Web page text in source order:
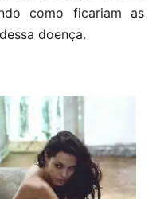
como ficariam as
doença.